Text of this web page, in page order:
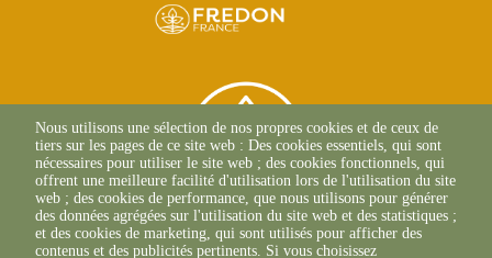
Nous utilisons une sélection de nos propres cookies et de ceux de
tiers sur les pages de ce site web : Des cookies essentiels, qui sont
nécessaires pour utiliser le site web ; des cookies fonctionnels, qui
offrent une meilleure facilité d'utilisation lors de l'utilisation du site
web ; des cookies de performance, que nous utilisons pour générer
des données agrégées sur l'utilisation du site web et des statistiques ;
et des cookies de marketing, qui sont utilisés pour afficher des
contenus et des publicités pertinents. Si vous choisissez